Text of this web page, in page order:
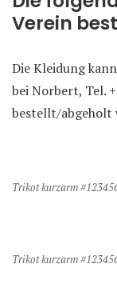
Verein
Die Kleidung
bei Norbert, Tel.
bestellt/abgeholt
Trikot kurzarm
Trikot kurzarm